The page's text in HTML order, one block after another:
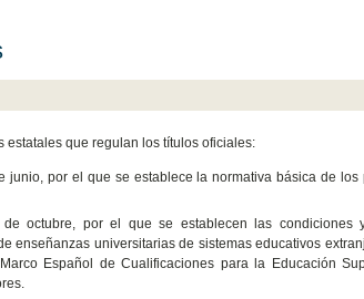
estatales que regulan los títulos oficiales:
junio, por el que se establece la normativa básica de
de octubre, por el que se establecen las condiciones
enseñanzas universitarias de sistemas educativos
Español de Cualificaciones para la Educación